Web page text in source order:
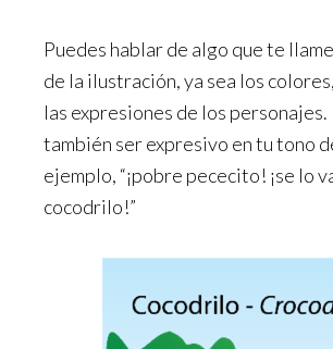
Puedes hablar de algo que te
de la ilustración, ya sea los
las expresiones de los
también ser expresivo en tu tono
ejemplo, “¡pobre pececito! ¡se lo
cocodrilo!”